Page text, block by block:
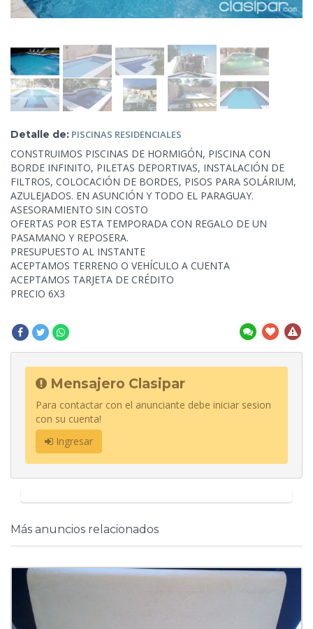
Detalle de: PISCINAS RESIDENCIALES
CONSTRUIMOS PISCINAS DE HORMIGÓN, PISCINA CON
BORDE INFINITO, PILETAS DEPORTIVAS, INSTALACIÓN DE
FILTROS, COLOCACIÓN DE BORDES, PISOS PARA SOLÁRIUM,
AZULEJADOS. EN ASUNCIÓN Y TODO EL PARAGUAY.
ASESORAMIENTO SIN COSTO
OFERTAS POR ESTA TEMPORADA CON REGALO DE UN
PASAMANO Y REPOSERA.
PRESUPUESTO AL INSTANTE
ACEPTAMOS TERRENO O VEHÍCULO A CUENTA
ACEPTAMOS TARJETA DE CRÉDITO
PRECIO 6X3
Mensajero Clasipar
Para contactar con el anunciante debe iniciar sesion
con su cuenta!
Ingresar
Más anuncios relacionados